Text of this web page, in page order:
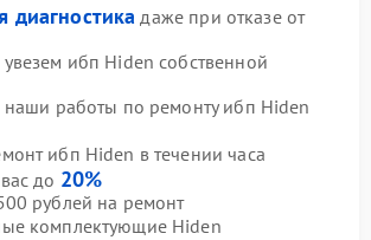
диагностика даже при отказе от
ибп Hiden собственной
наши работы по ремонту ибп Hiden
ибп Hiden в течении часа
до 20%
рублей на ремонт
комплектующие Hiden